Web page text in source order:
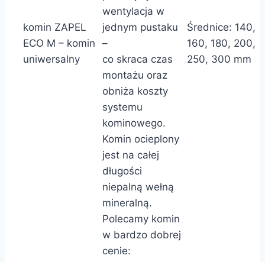
komin ZAPEL
ECO M – komin
uniwersalny
wentylacja w
jednym pustaku
–
co skraca czas
montażu oraz
obniża koszty
systemu
kominowego.
Komin ocieplony
jest na całej
długości
niepalną wełną
mineralną.
Polecamy komin
w bardzo dobrej
cenie:
Średnice: 140,
160, 180, 200,
250, 300 mm